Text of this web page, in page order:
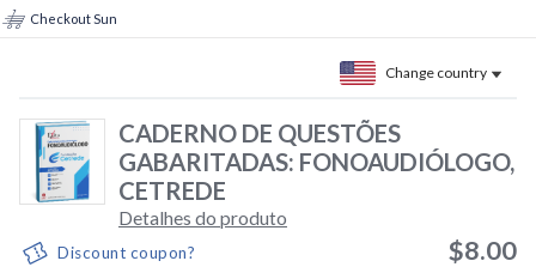
Checkout Sun
Change country
CADERNO DE QUESTÕES
GABARITADAS: FONOAUDIÓLOGO,
CETREDE
Detalhes do produto
Discount coupon? $8.00